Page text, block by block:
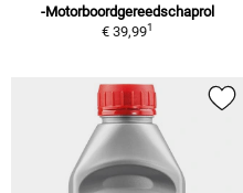
-Motorboordgereedschaprol
€ 39,991